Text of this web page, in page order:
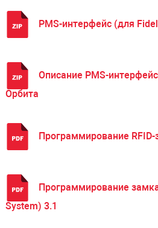
PMS-интерфейс (для
Описание PMS-
Орбита
Программирование RFID-
Программирование
System) 3.1